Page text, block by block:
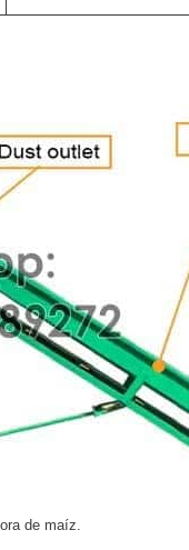
de maíz.